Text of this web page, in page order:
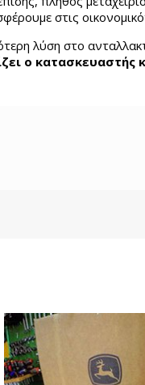
στις
λύση στο
ο κατασκευαστής